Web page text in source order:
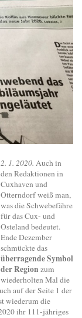
2. 1. 2020. Auch in
den Redaktionen in
Cuxhaven und
Otterndorf weiß man,
was die Schwebefähre
für das Cux- und
Osteland bedeutet.
Ende Dezember
schmückte das
überragende Symbol
der Region zum
wiederholten Mal die
auf der Seite 1 der
wiederum die
ihr 111-jähriges